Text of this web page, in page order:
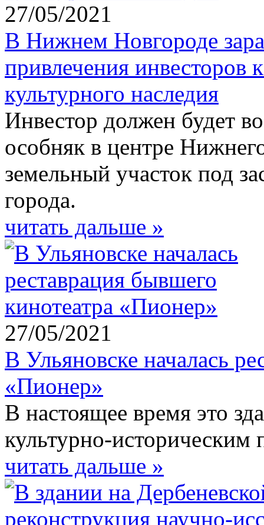
27/05/2021
В Нижнем Новгороде
привлечения инвесторов
культурного наследия
Инвестор должен будет
особняк в центре
земельный участок под
города.
читать дальше »
27/05/2021
В Ульяновске началась
«Пионер»
В настоящее время это
культурно-историческим
читать дальше »